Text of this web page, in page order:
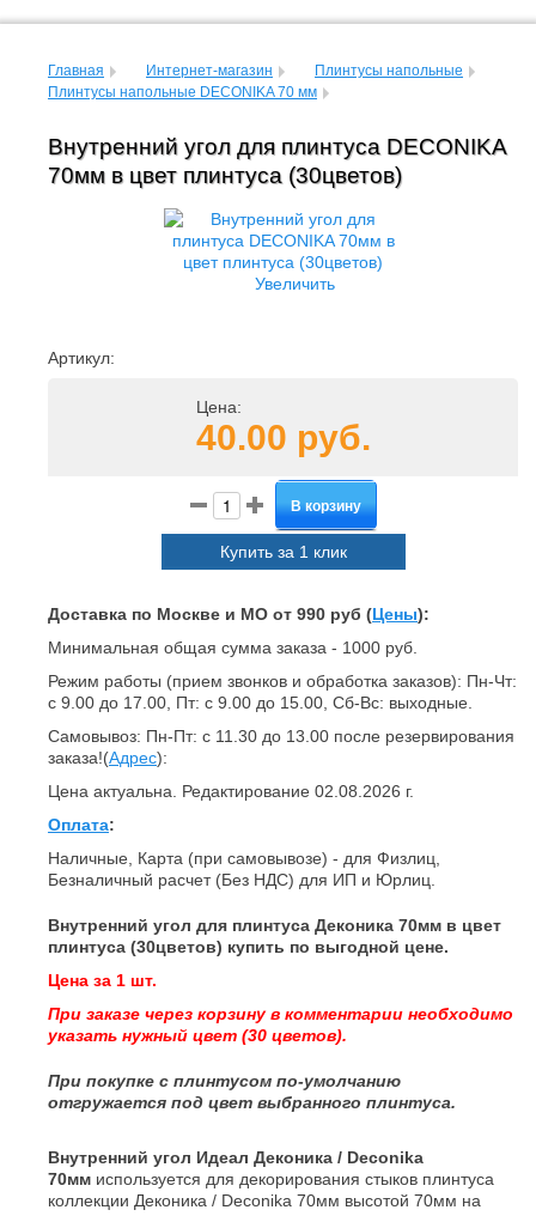
Главная Интернет-магазин
Плинтусы напольные
Плинтусы напольные DECONIKA 70 мм
Внутренний угол для плинтуса DECONIKA
70мм в цвет плинтуса (30цветов)
Увеличить
Артикул:
Цена:
40.00 руб.
В корзину
Купить за 1 клик
Доставка по Москве и МО от 990 руб (Цены):
Минимальная общая сумма заказа - 1000 руб.
Режим работы (прием звонков и обработка заказов): Пн-Чт:
с 9.00 до 17.00, Пт: с 9.00 до 15.00, Сб-Вс: выходные.
Самовывоз: Пн-Пт: с 11.30 до 13.00 после резервирования
заказа!(Адрес):
Цена актуальна. Редактирование 02.08.2026 г.
Оплата:
Наличные, Карта (при самовывозе) - для Физлиц,
Безналичный расчет (Без НДС) для ИП и Юрлиц.
Внутренний угол для плинтуса Деконика 70мм в цвет
плинтуса (30цветов) купить по выгодной цене.
Цена за 1 шт.
При заказе через корзину в комментарии необходимо
указать нужный цвет (30 цветов).
При покупке с плинтусом по-умолчанию
отгружается под цвет выбранного плинтуса.
Внутренний угол Идеал Деконика / Deconika
70мм используется для декорирования стыков плинтуса
коллекции Деконика / Deconika 70мм высотой 70мм на